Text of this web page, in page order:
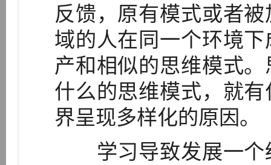
反馈，原有模式或者
域的人在同一个环境
产和相似的思维模式
什么的思维模式，就
界呈现多样化的原因。
学习导致发展一个